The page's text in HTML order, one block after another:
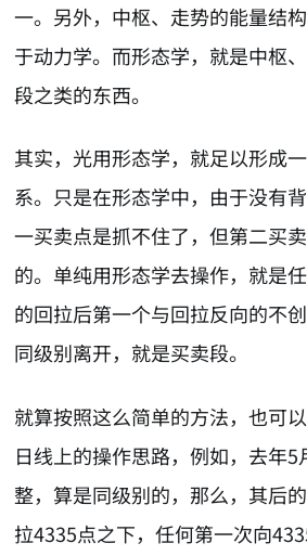
一。另外，中枢、走势的能量结
于动力学。而形态学，就是中枢
段之类的东西。
其实，光用形态学，就足以形成
系。只是在形态学中，由于没有
一买卖点是抓不住了，但第二买
的。单纯用形态学去操作，就是
的回拉后第一个与回拉反向的不
同级别离开，就是买卖段。
就算按照这么简单的方法，也可
日线上的操作思路，例如，去年
整，算是同级别的，那么，其后
拉4335点之下，任何第一次向